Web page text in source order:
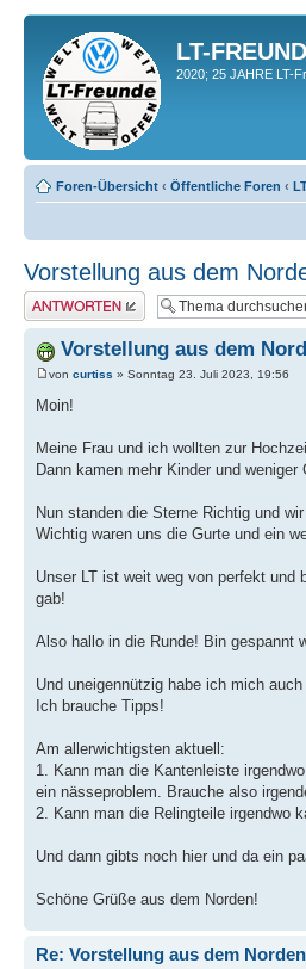
LT-
2020; 25 JAHRE LT-
Foren-Übersicht ‹ Öffentliche Foren ‹
Vorstellung aus dem
Antwort erstellen
Vorstellung aus dem
von curtiss » Sonntag 23. Juli 2023, 19:56
Moin!
Meine Frau und ich wollten zur
Dann kamen mehr Kinder und weniger
Nun standen die Sterne Richtig und
Wichtig waren uns die Gurte und ein
Unser LT ist weit weg von perfekt und
gab!
Also hallo in die Runde! Bin gespannt
Und uneigennützig habe ich mich
Ich brauche Tipps!
Am allerwichtigsten aktuell:
1. Kann man die Kantenleiste
ein nässeproblem. Brauche also
2. Kann man die Relingteile irgendwo
Und dann gibts noch hier und da ein
Schöne Grüße aus dem Norden!
Re: Vorstellung aus dem